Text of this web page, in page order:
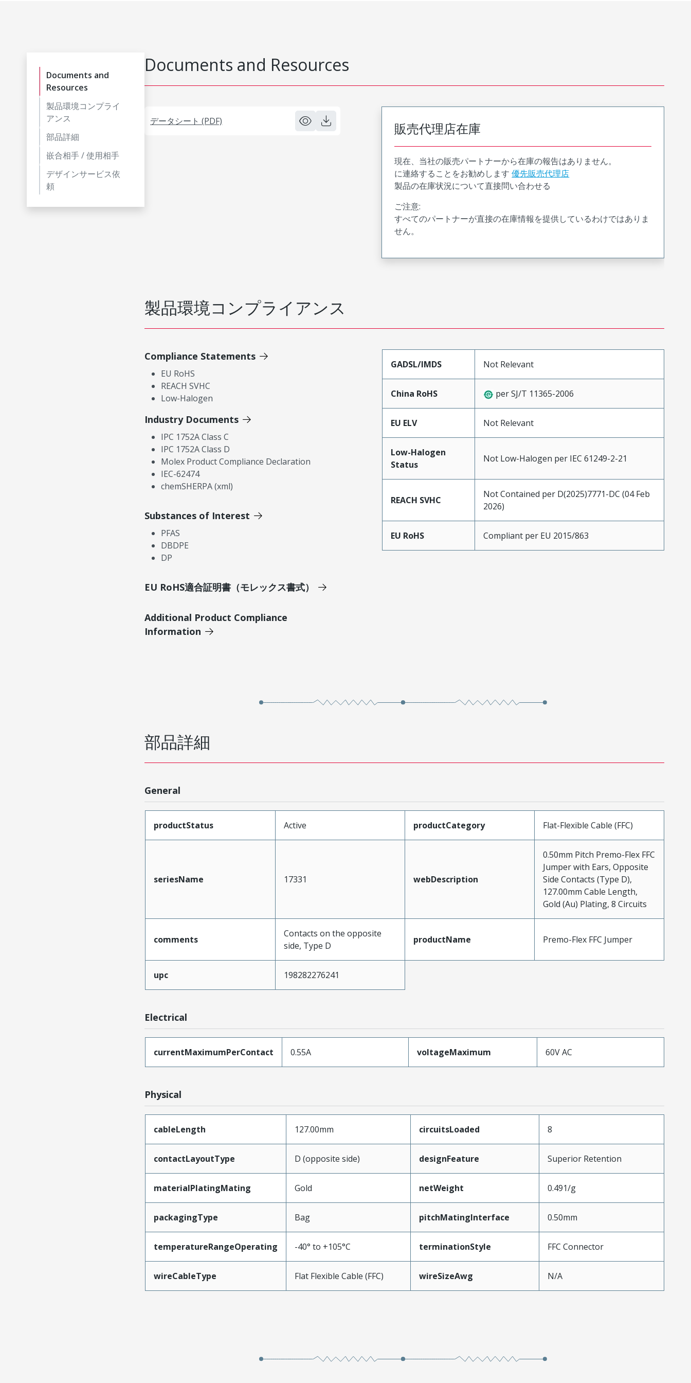
Documents and
Resources
製品環境コンプライ
アンス
部品詳細
嵌合相手 / 使用相手
デザインサービス依
頼
Documents and Resources
データシート (PDF) 販売代理店在庫
現在、当社の販売パートナーから在庫の報告はありません。
に連絡することをお勧めします 優先販売代理店
製品の在庫状況について直接問い合わせる
ご注意:
すべてのパートナーが直接の在庫情報を提供しているわけではありま
せん。
製品環境コンプライアンス
Compliance Statements
EU RoHS
REACH SVHC
Low-Halogen
Industry Documents
IPC 1752A Class C
IPC 1752A Class D
Molex Product Compliance Declaration
IEC-62474
chemSHERPA (xml)
Substances of Interest
PFAS
DBDPE
DP
EU RoHS適合証明書（モレックス書式）
Additional Product Compliance
Information
GADSL/IMDS Not Relevant
China RoHS per SJ/T 11365-2006
EU ELV Not Relevant
Low-Halogen
Status
Not Low-Halogen per IEC 61249-2-21
REACH SVHC
Not Contained per D(2025)7771-DC (04 Feb
2026)
EU RoHS Compliant per EU 2015/863
部品詳細
General
productStatus Active productCategory Flat-Flexible Cable (FFC)
seriesName 17331 webDescription
0.50mm Pitch Premo-Flex FFC
Jumper with Ears, Opposite
Side Contacts (Type D),
127.00mm Cable Length,
Gold (Au) Plating, 8 Circuits
comments
Contacts on the opposite
side, Type D
productName Premo-Flex FFC Jumper
upc 198282276241
Electrical
currentMaximumPerContact 0.55A voltageMaximum 60V AC
Physical
cableLength 127.00mm circuitsLoaded 8
contactLayoutType D (opposite side) designFeature Superior Retention
materialPlatingMating Gold netWeight 0.491/g
packagingType Bag pitchMatingInterface 0.50mm
temperatureRangeOperating -40° to +105°C terminationStyle FFC Connector
wireCableType Flat Flexible Cable (FFC) wireSizeAwg N/A